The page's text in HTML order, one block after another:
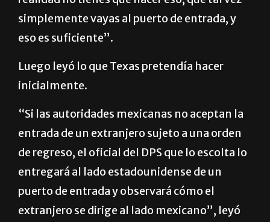
Tenny. “Ahora dicen, supongo que en
realidad no tienes que hacer eso, que tal vez
eso es suficiente”.
inicialmente.
“Si las autoridades mexicanas no aceptan la
entrada de un extranjero sujeto a una orden
de regreso, el oficial del DPS que lo escolta lo
entregará al lado estadounidense de un